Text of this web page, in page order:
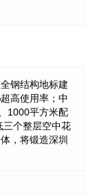
钢结构地标建
高使用率；中
1000平方米配
三个整层空中花
，将锻造深圳